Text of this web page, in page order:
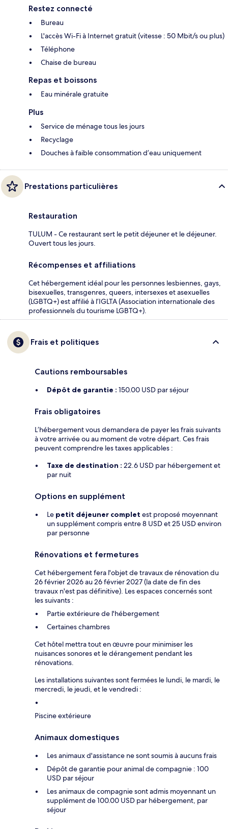
Restez connecté
Bureau
L'accès Wi-Fi à Internet gratuit (vitesse : 50 Mbit/s ou plus)
Téléphone
Chaise de bureau
Repas et boissons
Eau minérale gratuite
Plus
Service de ménage tous les jours
Recyclage
Douches à faible consommation d’eau uniquement
Prestations particulières
Restauration
TULUM - Ce restaurant sert le petit déjeuner et le déjeuner.
Ouvert tous les jours.
Récompenses et affiliations
Cet hébergement idéal pour les personnes lesbiennes, gays,
bisexuelles, transgenres, queers, intersexes et asexuelles
(LGBTQ+) est affilié à l’IGLTA (Association internationale des
professionnels du tourisme LGBTQ+).
Frais et politiques
Cautions remboursables
Dépôt de garantie : 150.00 USD par séjour
Frais obligatoires
L’hébergement vous demandera de payer les frais suivants
à votre arrivée ou au moment de votre départ. Ces frais
peuvent comprendre les taxes applicables :
Taxe de destination : 22.6 USD par hébergement et
par nuit
Options en supplément
Le petit déjeuner complet est proposé moyennant
un supplément compris entre 8 USD et 25 USD environ
par personne
Rénovations et fermetures
Cet hébergement fera l'objet de travaux de rénovation du
26 février 2026 au 26 février 2027 (la date de fin des
travaux n'est pas définitive). Les espaces concernés sont
les suivants :
Partie extérieure de l'hébergement
Certaines chambres
Cet hôtel mettra tout en œuvre pour minimiser les
nuisances sonores et le dérangement pendant les
rénovations.
Les installations suivantes sont fermées le lundi, le mardi, le
mercredi, le jeudi, et le vendredi :
Piscine extérieure
Animaux domestiques
Les animaux d'assistance ne sont soumis à aucuns frais
Dépôt de garantie pour animal de compagnie : 100
USD par séjour
Les animaux de compagnie sont admis moyennant un
supplément de 100.00 USD par hébergement, par
séjour